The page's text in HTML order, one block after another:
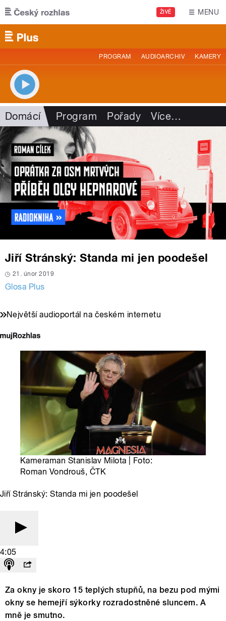
Přejít k hlavnímu obsahu
ŽIVĚ MENU
PROGRAM AUDIOARCHIV KAMERY
Domácí Program Pořady Více…
Jiří Stránský: Standa mi jen poodešel
21. únor 2019
Glosa Plus
Největší audioportál na českém internetu
Kameraman Stanislav Milota | Foto:
Roman Vondrouš, ČTK
Jiří Stránský: Standa mi jen poodešel
4:05
Za okny je skoro 15 teplých stupňů, na bezu pod mými
okny se hemejří sýkorky rozradostněné sluncem. A
mně je smutno.